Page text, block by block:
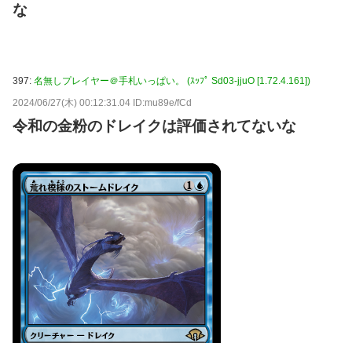
な
397: 名無しプレイヤー＠手札いっぱい。 (ｽｯﾌﾟ Sd03-jjuO [1.72.4.161])
2024/06/27(木) 00:12:31.04 ID:mu89e/fCd
令和の金粉のドレイクは評価されてないな